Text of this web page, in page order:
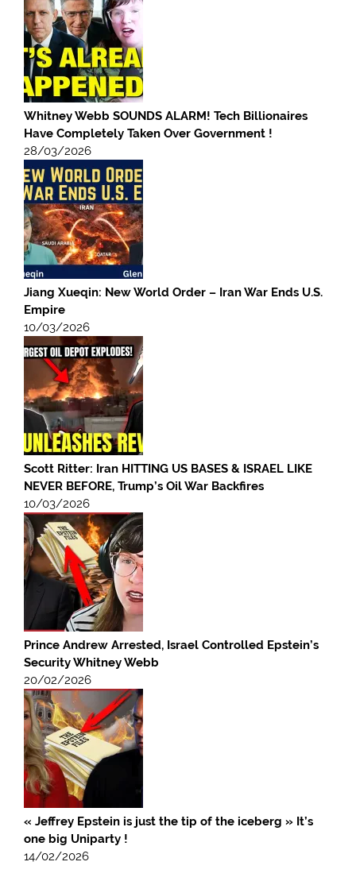
Whitney Webb SOUNDS ALARM! Tech Billionaires
Have Completely Taken Over Government !
28/03/2026
Jiang Xueqin: New World Order – Iran War Ends U.S.
Empire
10/03/2026
Scott Ritter: Iran HITTING US BASES & ISRAEL LIKE
NEVER BEFORE, Trump’s Oil War Backfires
10/03/2026
Prince Andrew Arrested, Israel Controlled Epstein’s
Security Whitney Webb
20/02/2026
« Jeffrey Epstein is just the tip of the iceberg » It’s
one big Uniparty !
14/02/2026